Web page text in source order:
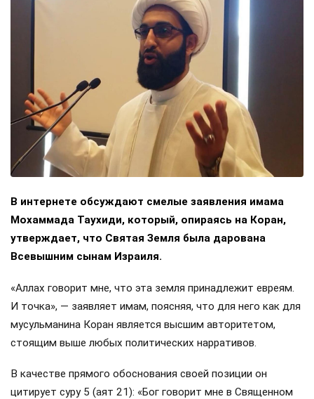
В интернете обсуждают смелые заявления имама
Мохаммада Таухиди, который, опираясь на Коран,
утверждает, что Святая Земля была дарована
Всевышним сынам Израиля.
«Аллах говорит мне, что эта земля принадлежит евреям.
И точка», — заявляет имам, поясняя, что для него как для
мусульманина Коран является высшим авторитетом,
стоящим выше любых политических нарративов.
В качестве прямого обоснования своей позиции он
цитирует суру 5 (аят 21): «Бог говорит мне в Священном